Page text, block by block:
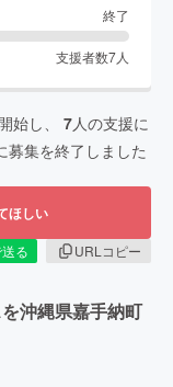
終了
支援者数7人
始し、 7人の支援に
募集を終了しました
ほしい
る
URLコピー
沖縄県嘉手納町